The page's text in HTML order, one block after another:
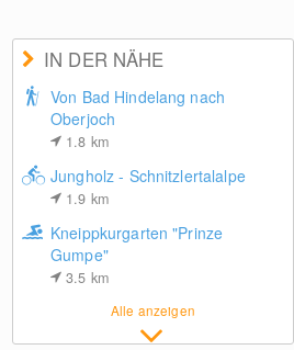
IN DER NÄHE
Von Bad Hindelang nach
Oberjoch
1.8 km
Jungholz - Schnitzlertalalpe
1.9 km
Kneippkurgarten "Prinze
Gumpe"
3.5 km
Alle anzeigen